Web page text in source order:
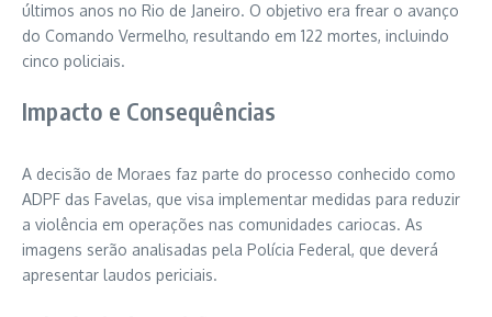
últimos anos no Rio de Janeiro. O objetivo era frear o avanço
do Comando Vermelho, resultando em 122 mortes, incluindo
cinco policiais.
Impacto e Consequências
A decisão de Moraes faz parte do processo conhecido como
ADPF das Favelas, que visa implementar medidas para reduzir
a violência em operações nas comunidades cariocas. As
imagens serão analisadas pela Polícia Federal, que deverá
apresentar laudos periciais.